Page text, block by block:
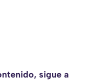
sigue a